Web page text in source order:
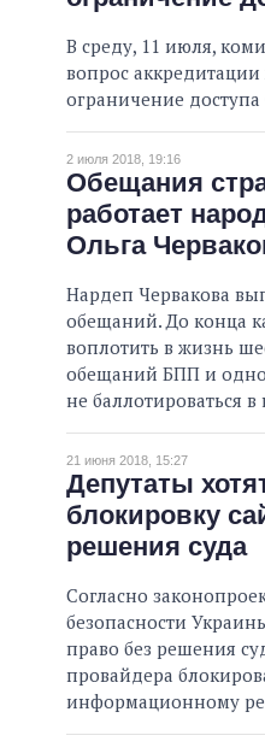
В среду, 11 июля,
вопрос
ограничение
2 июля 2018, 19:16
Обещания
работает
Ольга
Нардеп Червакова
обещаний. До конца
воплотить в жизнь
обещаний БПП и одно
не баллотироваться
21 июня 2018, 15:27
Депутаты
блокировку
решения суда
Согласно
безопасности
право без решения
провайдера
информационному